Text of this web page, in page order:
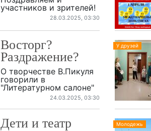
участников и зрителей!
28.03.2025, 03:30
Восторг?
Раздражение?
О творчестве В.Пикуля
говорили в
"Литературном салоне"
24.03.2025, 03:30
У друзей
Дети и театр Молодежь